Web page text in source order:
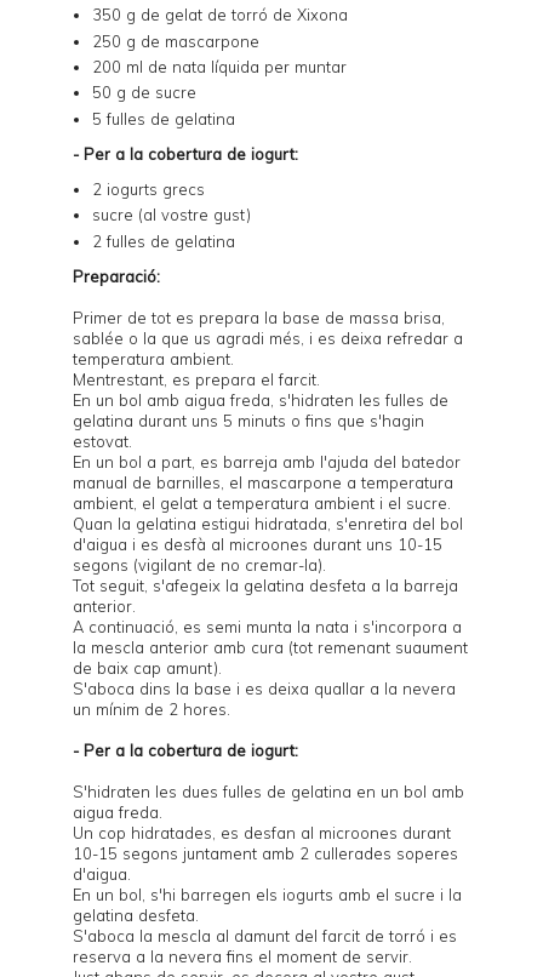
350 g de gelat de torró de Xixona
250 g de mascarpone
200 ml de nata líquida per muntar
50 g de sucre
5 fulles de gelatina
- Per a la cobertura de iogurt:
2 iogurts grecs
sucre (al vostre gust)
2 fulles de gelatina
Preparació:
Primer de tot es prepara la base de massa brisa,
sablée o la que us agradi més, i es deixa refredar a
temperatura ambient.
Mentrestant, es prepara el farcit.
En un bol amb aigua freda, s'hidraten les fulles de
gelatina durant uns 5 minuts o fins que s'hagin
estovat.
En un bol a part, es barreja amb l'ajuda del batedor
manual de barnilles, el mascarpone a temperatura
ambient, el gelat a temperatura ambient i el sucre.
Quan la gelatina estigui hidratada, s'enretira del bol
d'aigua i es desfà al microones durant uns 10-15
segons (vigilant de no cremar-la).
Tot seguit, s'afegeix la gelatina desfeta a la barreja
anterior.
A continuació, es semi munta la nata i s'incorpora a
la mescla anterior amb cura (tot remenant suaument
de baix cap amunt).
S'aboca dins la base i es deixa quallar a la nevera
un mínim de 2 hores.
- Per a la cobertura de iogurt:
S'hidraten les dues fulles de gelatina en un bol amb
aigua freda.
Un cop hidratades, es desfan al microones durant
10-15 segons juntament amb 2 cullerades soperes
d'aigua.
En un bol, s'hi barregen els iogurts amb el sucre i la
gelatina desfeta.
S'aboca la mescla al damunt del farcit de torró i es
reserva a la nevera fins el moment de servir.